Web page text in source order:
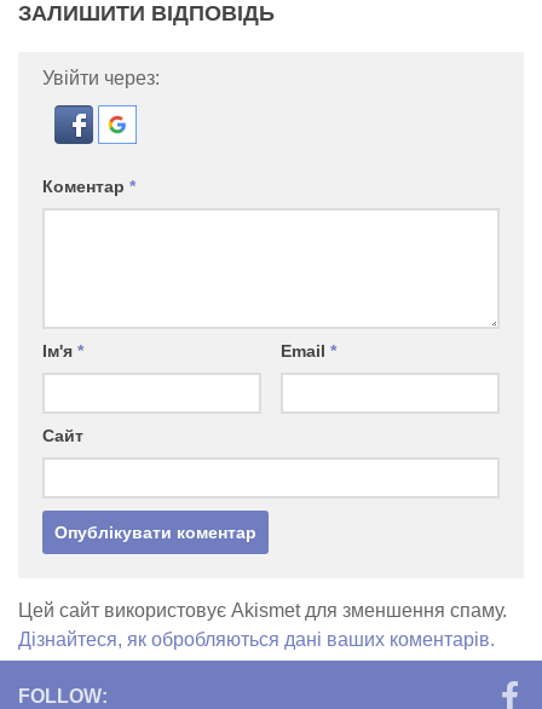
ЗАЛИШИТИ ВІДПОВІДЬ
Увійти через:
Коментар *
Ім'я * Email *
Сайт
Цей сайт використовує Akismet для зменшення спаму.
Дізнайтеся, як обробляються дані ваших коментарів.
FOLLOW: